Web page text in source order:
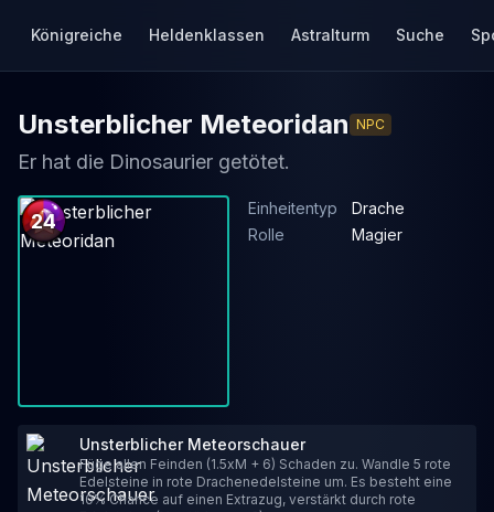
Königreiche Heldenklassen Astralturm Suche
Unsterblicher Meteoridan NPC
Er hat die Dinosaurier getötet.
24
Einheitentyp
Drache
Rolle
Magier
Unsterblicher Meteorschauer
Füge allen Feinden (1.5xM + 6) Schaden zu. Wandle 5 rote
Edelsteine in rote Drachenedelsteine um. Es besteht eine
10% Chance auf einen Extrazug, verstärkt durch rote